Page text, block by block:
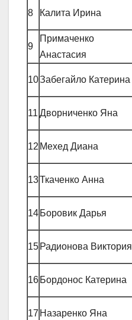
8 Калита Ирина
9
Примаченко
Анастасия
10Забегайло Катерина
11 Дворниченко Яна
12 Мехед Диана
13Ткаченко Анна
14 Боровик Дарья
15 Радионова Виктория
16 Бордонос Катерина
17 Назаренко Яна